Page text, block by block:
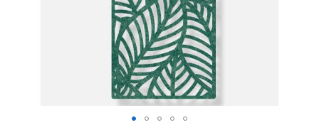
Akoestisch hangpaneel Palm